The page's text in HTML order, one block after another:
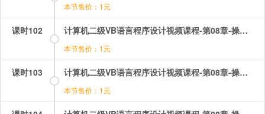
本节售价：1元
课时102 计算机二级VB语言程序设计视频课程-第08章-操作：二维数组的矩阵2.mp4
本节售价：1元
课时103 计算机二级VB语言程序设计视频课程-第08章-操作：二维数组的矩阵3.mp4
本节售价：1元